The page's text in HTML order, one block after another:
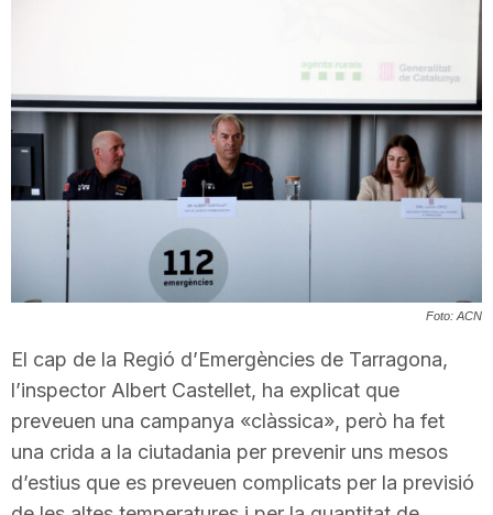
e
r
a
Foto: ACN
El cap de la Regió d’Emergències de Tarragona,
l’inspector Albert Castellet, ha explicat que
preveuen una campanya «clàssica», però ha fet
una crida a la ciutadania per prevenir uns mesos
d’estius que es preveuen complicats per la previsió